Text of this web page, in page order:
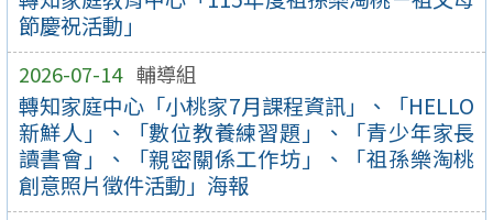
節慶祝活動」
2026-07-14 輔導組
轉知家庭中心「小桃家7月課程資訊」、「HELLO
新鮮人」、「數位教養練習題」、「青少年家長
讀書會」、「親密關係工作坊」、「祖孫樂淘桃
創意照片徵件活動」海報